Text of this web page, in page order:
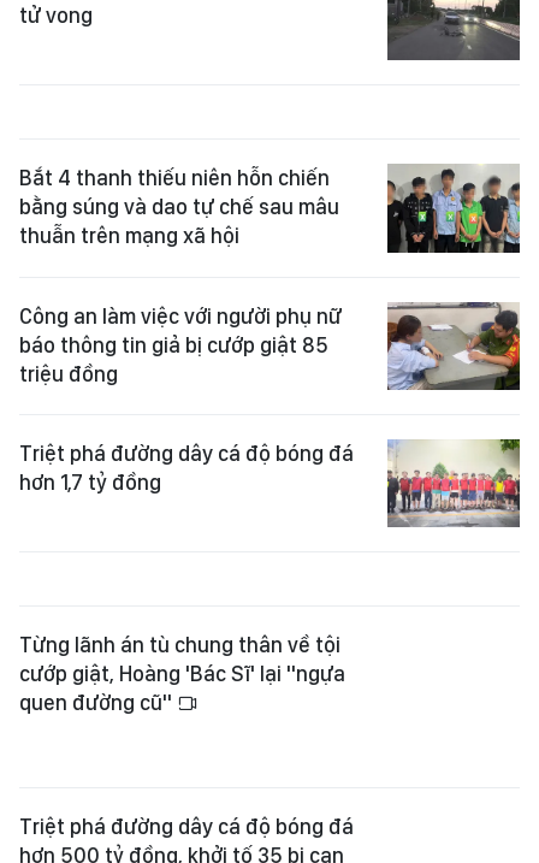
tử vong
Bắt 4 thanh thiếu niên hỗn chiến
bằng súng và dao tự chế sau mâu
thuẫn trên mạng xã hội
Công an làm việc với người phụ nữ
báo thông tin giả bị cướp giật 85
triệu đồng
Triệt phá đường dây cá độ bóng đá
hơn 1,7 tỷ đồng
Từng lãnh án tù chung thân về tội
cướp giật, Hoàng 'Bác Sĩ' lại "ngựa
quen đường cũ"
hơn 500 tỷ đồng, khởi tố 35 bị can